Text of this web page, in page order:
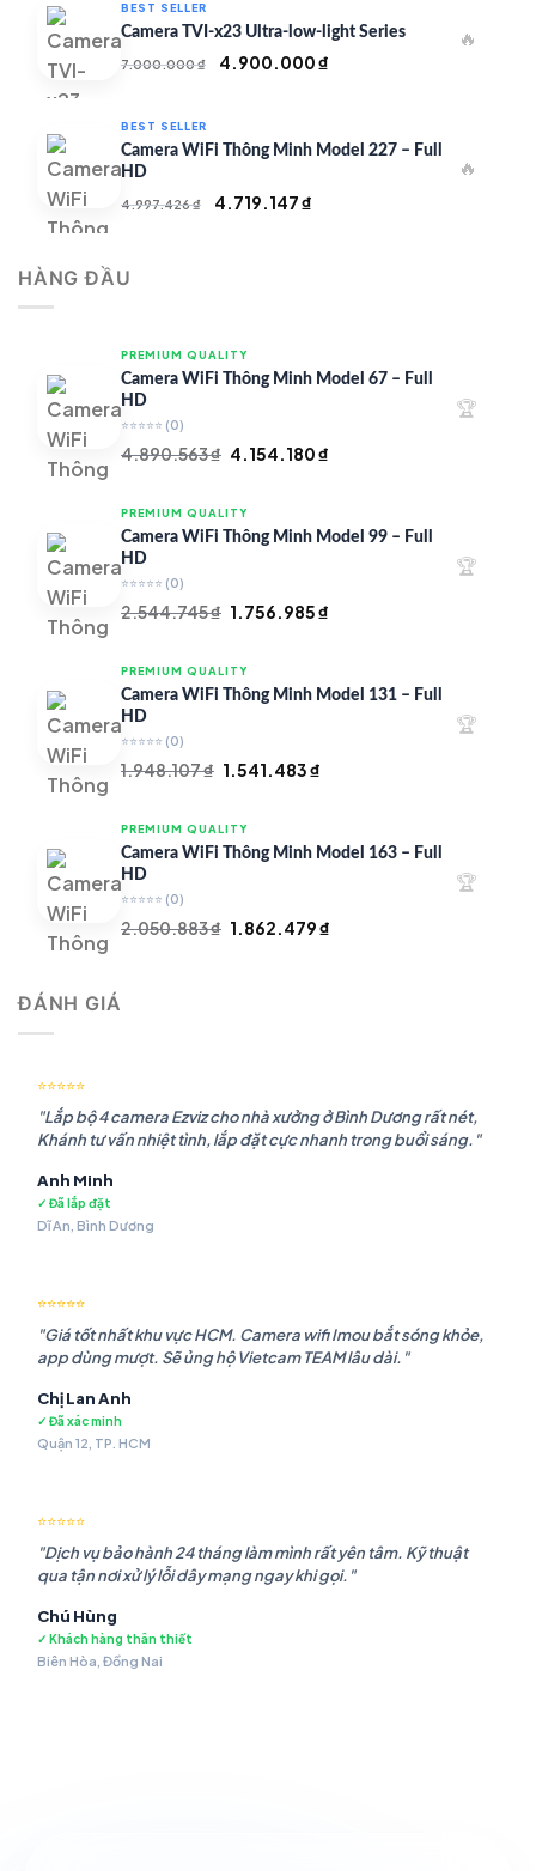
20.000.000 ₫.là:
14.000.000 ₫.
BEST SELLER
Camera TVI-x23 Ultra-low-light Series
7.000.000₫
Giá
7.000.000 ₫.
4.900.000₫
là:
🔥
BEST SELLER
Camera WiFi Thông Minh Model 227 – Full
HD
4.997.426₫
Giá
4.719.147₫
🔥
HÀNG ĐẦU
PREMIUM QUALITY
Camera WiFi Thông Minh Model 67 – Full
HD
⭐⭐⭐⭐⭐ (0)
4.890.563₫ Giá
là:
4.890.563 ₫.
4.154.180₫
là:
🏆
PREMIUM QUALITY
Camera WiFi Thông Minh Model 99 – Full
HD
⭐⭐⭐⭐⭐ (0)
2.544.745₫ Giá
là:
2.544.745 ₫.
1.756.985₫
là:
🏆
PREMIUM QUALITY
Camera WiFi Thông Minh Model 131 – Full
HD
⭐⭐⭐⭐⭐ (0)
1.948.107₫ Giá
là:
1.948.107 ₫.
1.541.483₫
là:
🏆
PREMIUM QUALITY
Camera WiFi Thông Minh Model 163 – Full
HD
⭐⭐⭐⭐⭐ (0)
2.050.883₫ Giá
1.862.479₫
🏆
ĐÁNH GIÁ
⭐⭐⭐⭐⭐
"Lắp bộ 4 camera Ezviz cho nhà xưởng ở Bình Dương rất nét,
Khánh tư vấn nhiệt tình, lắp đặt cực nhanh trong buổi sáng."
Anh Minh
✓ Đã lắp đặt
Dĩ An, Bình Dương
⭐⭐⭐⭐⭐
"Giá tốt nhất khu vực HCM. Camera wifi Imou bắt sóng khỏe,
app dùng mượt. Sẽ ủng hộ Vietcam TEAM lâu dài."
Chị Lan Anh
✓ Đã xác minh
Quận 12, TP. HCM
⭐⭐⭐⭐⭐
"Dịch vụ bảo hành 24 tháng làm mình rất yên tâm. Kỹ thuật
qua tận nơi xử lý lỗi dây mạng ngay khi gọi."
Chú Hùng
✓ Khách hàng thân thiết
Biên Hòa, Đồng Nai